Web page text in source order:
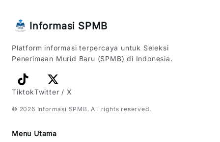
Informasi SPMB
Platform informasi terpercaya untuk Seleksi
Penerimaan Murid Baru (SPMB) di Indonesia.
TiktokTwitter / X
© 2026 Informasi SPMB . All rights reserved.
Menu Utama